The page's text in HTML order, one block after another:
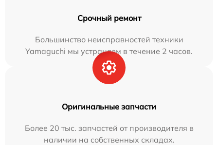
Срочный ремонт
Большинство неисправностей техники
Yamaguchi мы устраняем в течение 2 часов.
Оригинальные запчасти
Более 20 тыс. запчастей от производителя в
наличии на собственных складах.